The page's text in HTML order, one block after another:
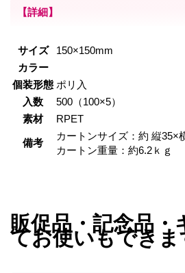
【詳細】
サイズ
150×150mm
カラー
個装形態 ポリ入
入数
500（100×5）
素材
RPET
備考
カートンサイズ：約 縦35×
カートン重量：約6.2ｋｇ
販促品・記念品・
てお使いもできま